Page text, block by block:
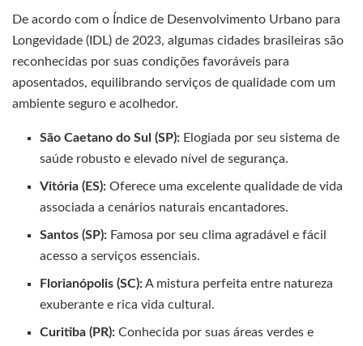
De acordo com o Índice de Desenvolvimento Urbano para
Longevidade (IDL) de 2023, algumas cidades brasileiras são
reconhecidas por suas condições favoráveis para
aposentados, equilibrando serviços de qualidade com um
ambiente seguro e acolhedor.
São Caetano do Sul (SP): Elogiada por seu sistema de
saúde robusto e elevado nível de segurança.
Vitória (ES): Oferece uma excelente qualidade de vida
associada a cenários naturais encantadores.
Santos (SP): Famosa por seu clima agradável e fácil
acesso a serviços essenciais.
Florianópolis (SC):A mistura perfeita entre natureza
exuberante e rica vida cultural.
Curitiba (PR): Conhecida por suas áreas verdes e